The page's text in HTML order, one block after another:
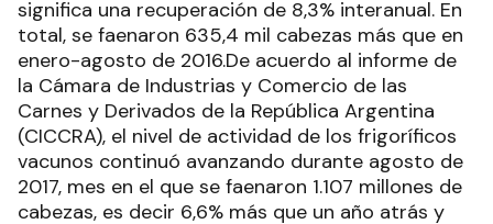
significa una recuperación de 8,3% interanual. En
total, se faenaron 635,4 mil cabezas más que en
enero-agosto de 2016.De acuerdo al informe de
la Cámara de Industrias y Comercio de las
Carnes y Derivados de la República Argentina
(CICCRA), el nivel de actividad de los frigoríficos
vacunos continuó avanzando durante agosto de
2017, mes en el que se faenaron 1.107 millones de
cabezas, es decir 6,6% más que un año atrás y